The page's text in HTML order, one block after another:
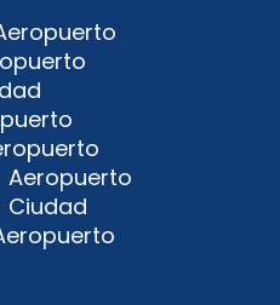
Aeropuerto
Ciudad